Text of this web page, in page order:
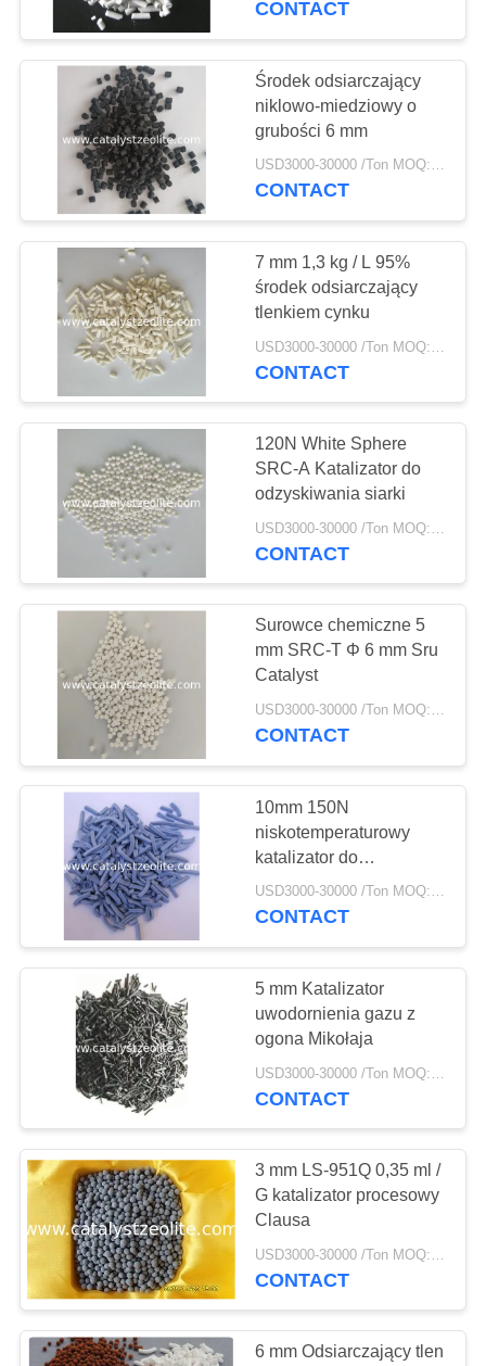
Środki do usuwania
arsenu
16
Dechlorination
Agent
Katalizator obróbki
wodorem
Odtleniacz
Katalizator
odwodornienia
10
Shift Catalyst
49
CONTACT
Środek odsiarczający
niklowo-miedziowy o
grubości 6 mm
USD3000-30000 /Ton MOQ:1 KG
CONTACT
7 mm 1,3 kg / L 95%
środek odsiarczający
tlenkiem cynku
CONTACT
120N White Sphere
SRC-A Katalizator do
odzyskiwania siarki
USD3000-30000 /Ton MOQ:1 KG
CONTACT
Surowce chemiczne 5
mm SRC-T Φ 6 mm Sru
Catalyst
USD3000-30000 /Ton MOQ:1 KG
CONTACT
10mm 150N
niskotemperaturowy
katalizator do
uwodornienia gazu
Claus Tail
USD3000-30000 /Ton MOQ:1 KG
CONTACT
5 mm Katalizator
uwodornienia gazu z
ogona Mikołaja
CONTACT
3 mm LS-951Q 0,35 ml /
G katalizator procesowy
Clausa
CONTACT
6 mm Odsiarczający tlen